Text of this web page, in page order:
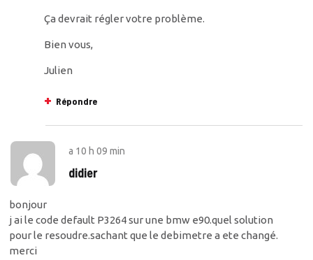
Ça devrait régler votre problème.
Bien vous,
Julien
Répondre
a 10 h 09 min
didier
bonjour
j ai le code default P3264 sur une bmw e90.quel solution
pour le resoudre.sachant que le debimetre a ete changé.
merci